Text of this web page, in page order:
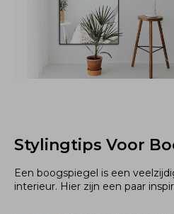
Stylingtips Voor
Een boogspiegel is een
interieur. Hier zijn een paar